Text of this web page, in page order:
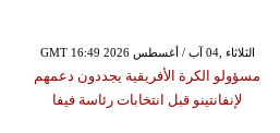
GMT 16:49 2026 الثلاثاء ,04 آب / أغسطس
مسؤولو الكرة الأفريقية يجددون دعمهم
لإنفانتينو قبل انتخابات رئاسة فيفا